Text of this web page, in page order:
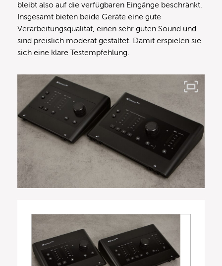
bleibt also auf die verfügbaren Eingänge beschränkt.
Insgesamt bieten beide Geräte eine gute
Verarbeitungsqualität, einen sehr guten Sound und
sind preislich moderat gestaltet. Damit erspielen sie
sich eine klare Testempfehlung.